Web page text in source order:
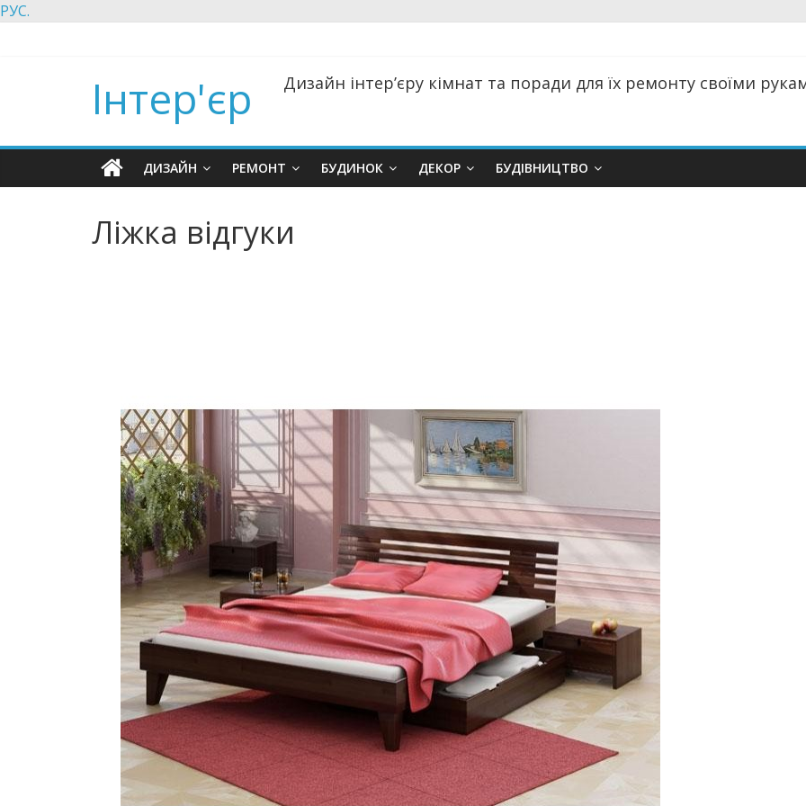
РУС.
Інтер'єр Дизайн інтер’єру кімнат та поради для їх ремонту своїми
ДИЗАЙН РЕМОНТ БУДИНОК ДЕКОР БУДІВНИЦТВО
Ліжка відгуки